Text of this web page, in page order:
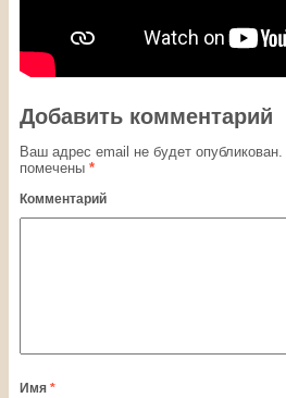
Добавить комментарий
Ваш адрес email не будет опубликован.
помечены *
Комментарий
Имя *